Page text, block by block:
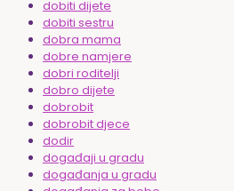
dobiti dijete
dobiti sestru
dobra mama
dobre namjere
dobri roditelji
dobro dijete
dobrobit
dobrobit djece
dodir
događaji u gradu
događanja u gradu